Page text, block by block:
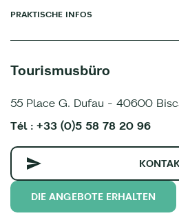
PRAKTISCHE INFOS
Tourismusbüro
55 Place G. Dufau - 40600
Tél : +33 (0)5 58 78 20 96
DIE ANGEBOTE ERHALTEN